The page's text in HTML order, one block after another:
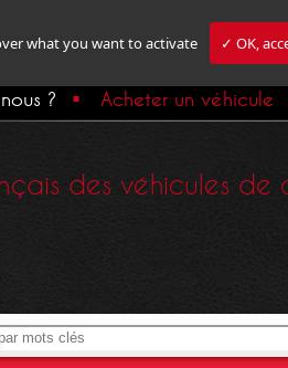
what you want to activate ✓ OK,
? Acheter un véhicule
des véhicules